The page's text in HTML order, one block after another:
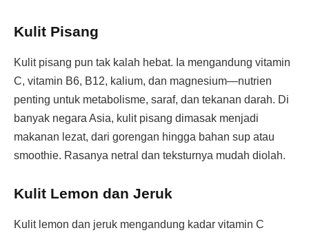
Kulit Pisang
Kulit pisang pun tak kalah hebat. Ia mengandung vitamin
C, vitamin B6, B12, kalium, dan magnesium—nutrien
penting untuk metabolisme, saraf, dan tekanan darah. Di
banyak negara Asia, kulit pisang dimasak menjadi
makanan lezat, dari gorengan hingga bahan sup atau
smoothie. Rasanya netral dan teksturnya mudah diolah.
Kulit Lemon dan Jeruk
Kulit lemon dan jeruk mengandung kadar vitamin C